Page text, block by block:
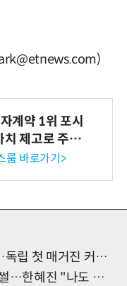
계약 1위 포시
치 제고로 주주
획 공시
룸 바로가기>
거진 커버화보 공개
"나도 동거하고 싶어"